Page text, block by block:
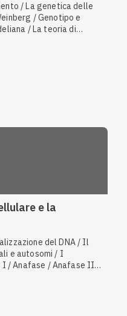
/ La genetica delle
/ Genotipo e
/ La teoria di
e la
del DNA / Il
e autosomi / I
/ Anafase / Anafase II /